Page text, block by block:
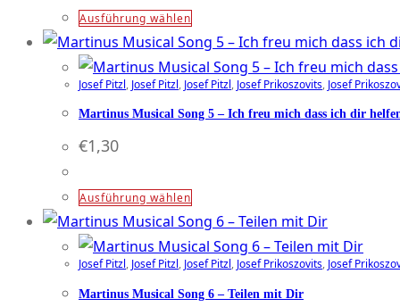
Optionen
können
auf
der
Produktseite
Ausführung wählenDieses
Produkt
weist
mehrere
Varianten
Optionen
können
auf
der
Produktseite
Josef Pitzl, Josef Pitzl, Josef Pitzl, Josef Prikoszovits, Josef
Martinus Musical Song 5 – Ich freu mich dass ich dir
€1,30
Ausführung wählenDieses
Produkt
weist
mehrere
Varianten
Josef Pitzl, Josef Pitzl, Josef Pitzl, Josef Prikoszovits, Josef
Martinus Musical Song 6 – Teilen mit Dir